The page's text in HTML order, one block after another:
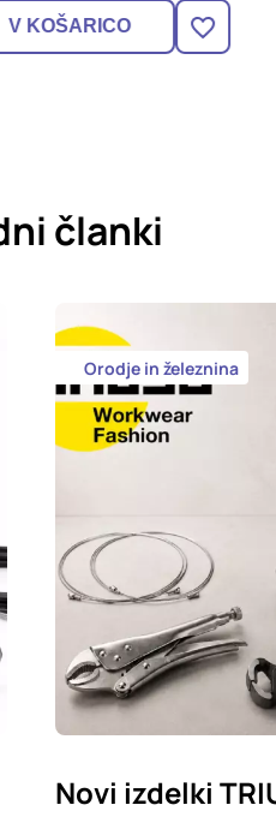
V KOŠARICO
članki
Orodje in železnina
Novi izdelki